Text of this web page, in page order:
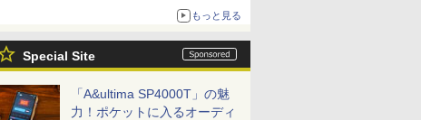
もっと見る
Special Site
「A&ultima SP4000T」の魅
力！ポケットに入るオーディ